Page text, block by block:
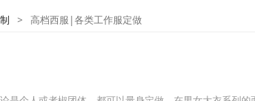
> 高档西服|各类工作服定做